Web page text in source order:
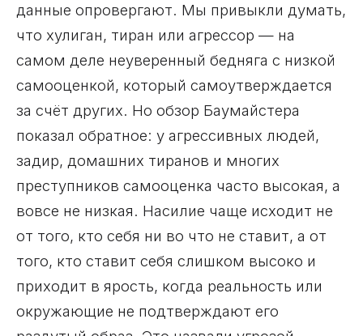
данные опровергают. Мы привыкли думать,
что хулиган, тиран или агрессор — на
самом деле неуверенный бедняга с низкой
самооценкой, который самоутверждается
за счёт других. Но обзор Баумайстера
показал обратное: у агрессивных людей,
задир, домашних тиранов и многих
преступников самооценка часто высокая, а
вовсе не низкая. Насилие чаще исходит не
от того, кто себя ни во что не ставит, а от
того, кто ставит себя слишком высоко и
приходит в ярость, когда реальность или
окружающие не подтверждают его